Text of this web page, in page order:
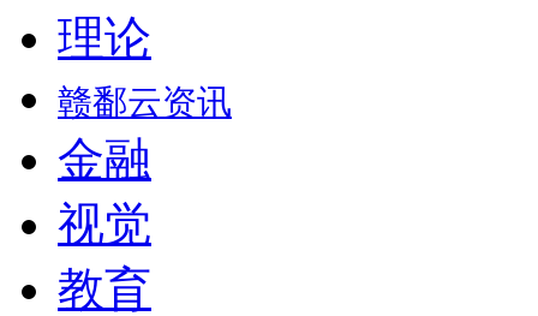
理论
赣鄱云资讯
金融
视觉
教育